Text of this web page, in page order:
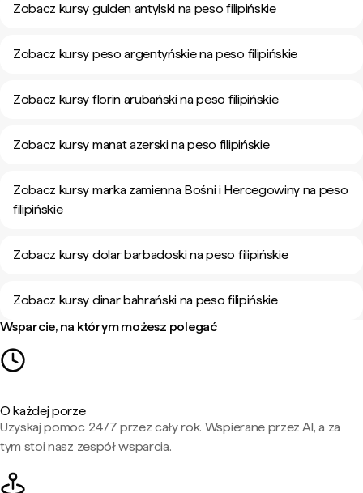
Zobacz kursy gulden antylski na peso filipińskie
Zobacz kursy peso argentyńskie na peso filipińskie
Zobacz kursy florin arubański na peso filipińskie
Zobacz kursy manat azerski na peso filipińskie
Zobacz kursy marka zamienna Bośni i Hercegowiny na peso
filipińskie
Zobacz kursy dolar barbadoski na peso filipińskie
Zobacz kursy dinar bahrański na peso filipińskie
Wsparcie, na którym możesz polegać
O każdej porze
Uzyskaj pomoc 24/7 przez cały rok. Wspierane przez AI, a za
tym stoi nasz zespół wsparcia.